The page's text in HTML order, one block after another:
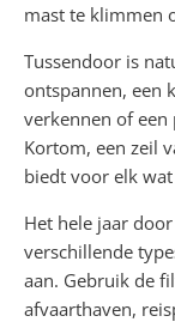
mast te klimmen
Tussendoor is
ontspannen, een
verkennen of een
Kortom, een zeil
biedt voor elk
Het hele jaar
verschillende
aan. Gebruik de
afvaarthaven,